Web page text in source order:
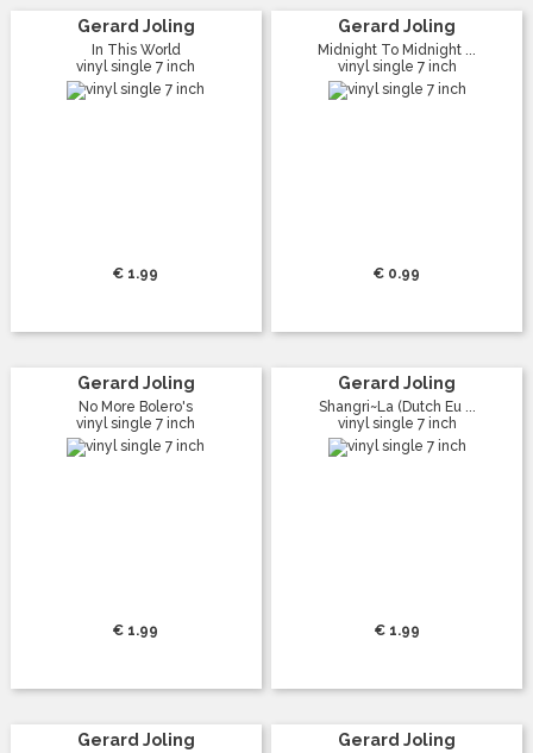
Gerard Joling
In This World
vinyl single 7 inch
€ 1.99
Gerard Joling
Midnight To Midnight ...
vinyl single 7 inch
€ 0.99
Gerard Joling
No More Bolero's
vinyl single 7 inch
€ 1.99
Gerard Joling
Shangri~La (Dutch Eu ...
vinyl single 7 inch
€ 1.99
Gerard Joling Gerard Joling